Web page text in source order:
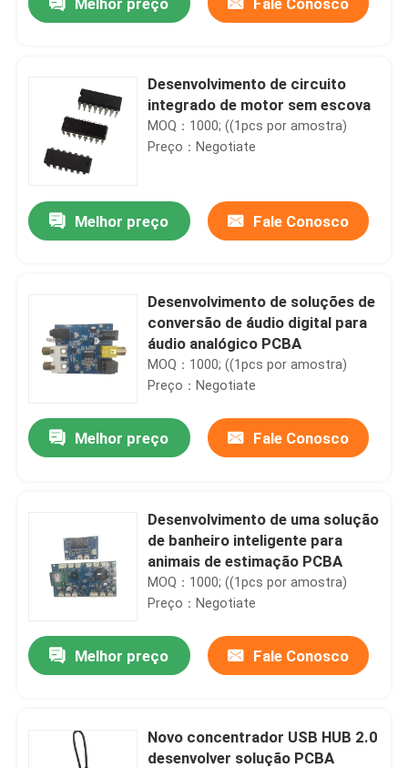
Desenvolvimento de circuito
integrado de motor sem escova
MOQ：1000; ((1pcs por amostra)
Preço：Negotiate
Melhor preço Fale Conosco
Desenvolvimento de soluções de
conversão de áudio digital para
áudio analógico PCBA
MOQ：1000; ((1pcs por amostra)
Preço：Negotiate
Melhor preço Fale Conosco
Desenvolvimento de uma solução
de banheiro inteligente para
animais de estimação PCBA
MOQ：1000; ((1pcs por amostra)
Preço：Negotiate
Melhor preço Fale Conosco
Novo concentrador USB HUB 2.0
desenvolver solução PCBA